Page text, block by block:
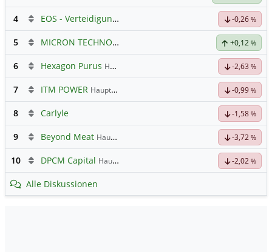
4 EOS - Verteidigungs- und Raumfahrttechnik -0,26 %
5 MICRON TECHNOLOGY +0,12 %
6 Hexagon Purus Hauptdiskussion -2,63 %
7 ITM POWER Hauptdiskussion -0,99 %
8 Carlyle -1,58 %
9 Beyond Meat Hauptdiskussion -3,72 %
10 DPCM Capital Hauptdiskussion -2,02 %
Alle Diskussionen